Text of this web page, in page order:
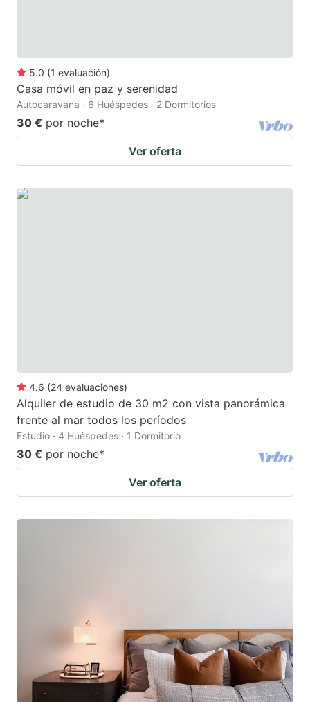
5.0 (1 evaluación)
Casa móvil en paz y serenidad
Autocaravana · 6 Huéspedes · 2 Dormitorios
30 € por noche*
Ver oferta
4.6 (24 evaluaciones)
Alquiler de estudio de 30 m2 con vista panorámica
frente al mar todos los períodos
Estudio · 4 Huéspedes · 1 Dormitorio
30 € por noche*
Ver oferta